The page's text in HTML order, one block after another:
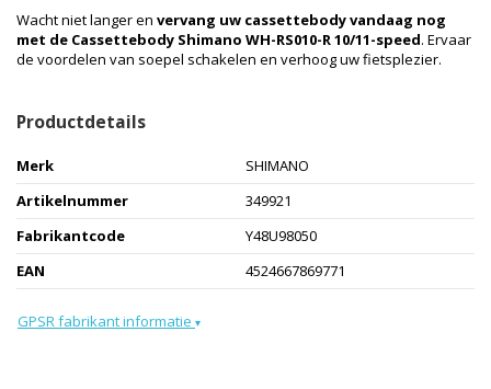
Wacht niet langer en vervang uw cassettebody vandaag nog
met de Cassettebody Shimano WH-RS010-R 10/11-speed. Ervaar
de voordelen van soepel schakelen en verhoog uw fietsplezier.
Productdetails
Merk
SHIMANO
Artikelnummer
349921
Fabrikantcode
Y48U98050
EAN
4524667869771
GPSR fabrikant informatie ▾